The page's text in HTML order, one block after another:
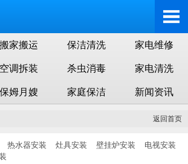
搬家搬运 保洁清洗 家电维修
空调拆装 杀虫消毒 家电清洗
保姆月嫂 家庭保洁 新闻资讯
返回首页
热水器安装 灶具安装 壁挂炉安装
电视安装